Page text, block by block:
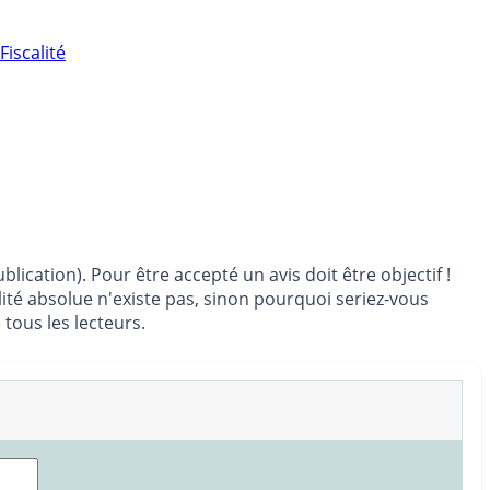
Pour être accepté un avis doit être objectif !
absolue n'existe pas, sinon pourquoi seriez-vous
les lecteurs.